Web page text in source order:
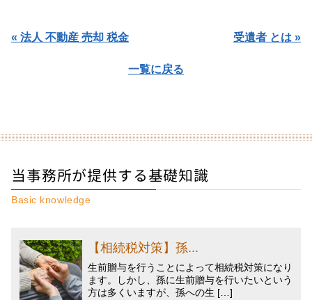
« 法人 不動産 売却 税金 受遺者 とは »
一覧に戻る
当事務所が提供する基礎知識
Basic knowledge
【相続税対策】孫...
生前贈与を行うことによって相続税対策になり
ます。しかし、孫に生前贈与を行いたいという
方は多くいますが、孫への生 […]